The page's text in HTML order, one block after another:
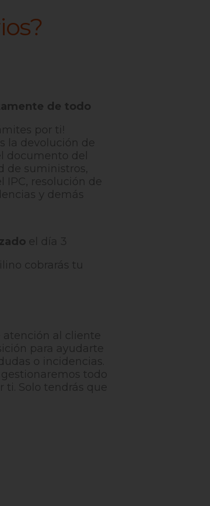
de todo
por ti!
la devolución de
documento del
de suministros,
IPC, resolución de
y demás
el día 3
cobrarás tu
al cliente
para ayudarte
o incidencias.
gestionaremos todo
ti. Solo tendrás que